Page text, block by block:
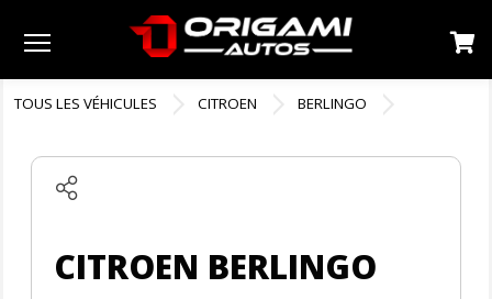
TOUS LES VÉHICULES CITROEN BERLINGO
CITROEN BERLINGO